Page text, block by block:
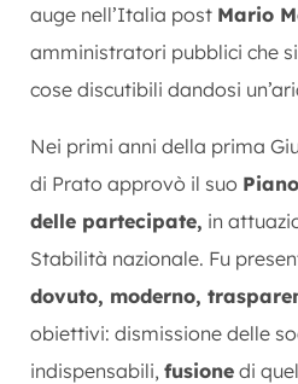
auge nell’Italia post Mario
amministratori pubblici che
cose discutibili dandosi
Nei primi anni della prima
di Prato approvò il suo
delle partecipate, in
Stabilità nazionale. Fu
dovuto, moderno,
obiettivi: dismissione delle
indispensabili, fusione di